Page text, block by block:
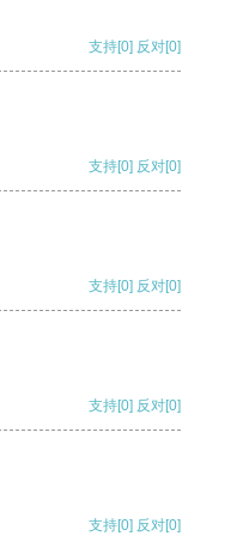
支持[0] 反对[0]
支持[0] 反对[0]
支持[0] 反对[0]
支持[0] 反对[0]
支持[0] 反对[0]